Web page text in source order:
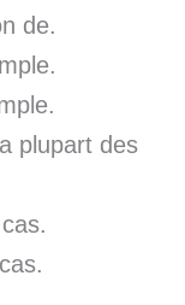
de.
plupart des